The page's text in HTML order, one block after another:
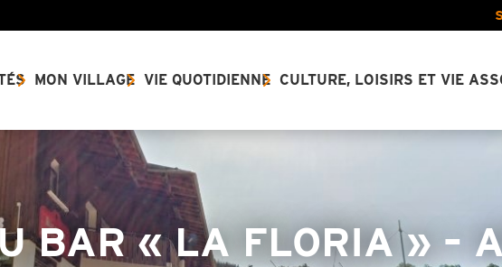
MON VILLAGE VIE QUOTIDIENNE CULTURE, LOISIRS ET VIE
BAR « LA FLORIA » –